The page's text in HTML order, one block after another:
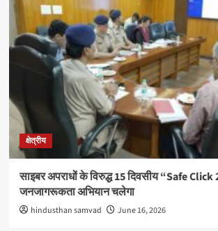
क्षेत्रीय
साइबर अपराधों के विरुद्ध 15 दिवसीय “Safe
जनजागरूकता अभियान चलेगा
hindusthan samvad June 16, 2026